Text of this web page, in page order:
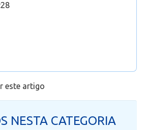
este artigo
NESTA CATEGORIA